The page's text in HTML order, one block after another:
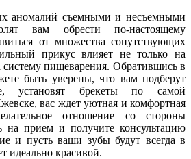
аномалий съемными и несъемными
вам обрести по-настоящему
от множества сопутствующих
прикус влияет не только на
систему пищеварения. Обратившись в
быть уверены, что вам подберут
установят брекеты по самой
вас ждет уютная и комфортная
отношение со стороны
на прием и получите консультацию
и пусть ваши зубы будут всегда в
идеально красивой.